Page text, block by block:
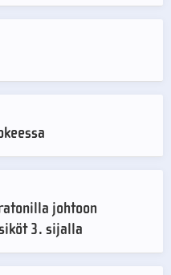
johtoon
3. sijalla